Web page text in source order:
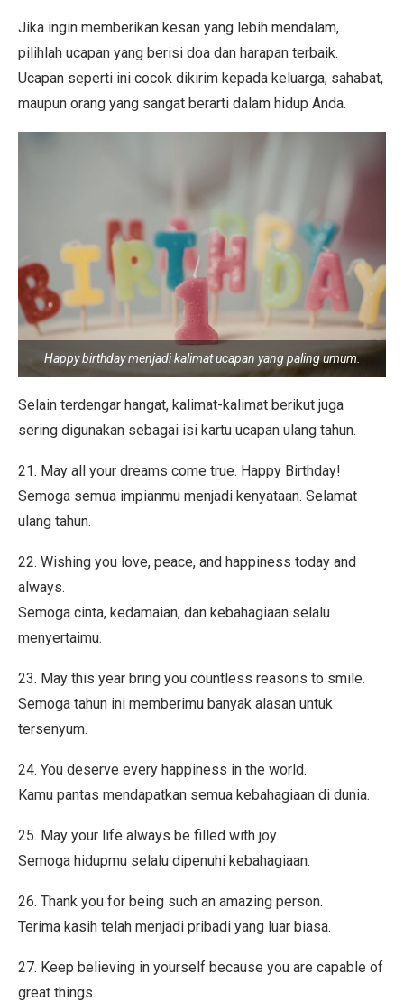
Jika ingin memberikan kesan yang lebih mendalam,
pilihlah ucapan yang berisi doa dan harapan terbaik.
Ucapan seperti ini cocok dikirim kepada keluarga, sahabat,
maupun orang yang sangat berarti dalam hidup Anda.
Happy birthday menjadi kalimat ucapan yang paling umum.
Selain terdengar hangat, kalimat-kalimat berikut juga
sering digunakan sebagai isi kartu ucapan ulang tahun.
21. May all your dreams come true. Happy Birthday!
Semoga semua impianmu menjadi kenyataan. Selamat
ulang tahun.
22. Wishing you love, peace, and happiness today and
always.
Semoga cinta, kedamaian, dan kebahagiaan selalu
menyertaimu.
23. May this year bring you countless reasons to smile.
Semoga tahun ini memberimu banyak alasan untuk
tersenyum.
24. You deserve every happiness in the world.
Kamu pantas mendapatkan semua kebahagiaan di dunia.
25. May your life always be filled with joy.
Semoga hidupmu selalu dipenuhi kebahagiaan.
26. Thank you for being such an amazing person.
Terima kasih telah menjadi pribadi yang luar biasa.
27. Keep believing in yourself because you are capable of
great things.